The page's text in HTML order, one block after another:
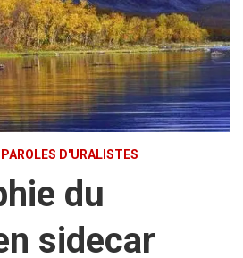
PAROLES D'URALISTES
du
sidecar